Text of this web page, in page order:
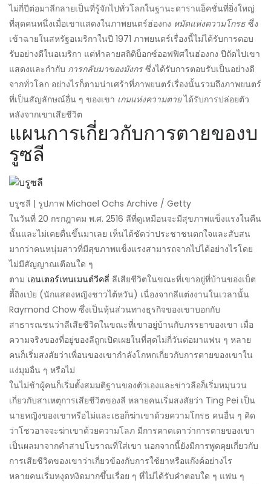
ไม่กี่ปีต่อมาลีกลายเป็นที่รู้จักไปทั่วโลกในฐานะดาราแอ็คชั่นที่ยิ่งใหญ่
ที่สุดคนหนึ่งเมื่อเขาแสดงในภาพยนตร์ฮ่องกง หมัดแห่งความโกรธ ซึ่ง
เข้าฉายในสหรัฐอเมริกาในปี 1971 ภาพยนตร์เรื่องนี้ไม่ได้รับการตอบ
รับอย่างดีในอเมริกา แต่ทำลายสถิติบ็อกซ์ออฟฟิศในฮ่องกง ปีถัดไปเขา
แสดงและกำกับ การกลับมาของมังกรซึ่งได้รับการตอบรับเป็นอย่างดี
จากทั่วโลก อย่างไรก็ตามน่าเศร้าที่ภาพยนตร์เรื่องนั้นรวมถึงภาพยนตร์
ที่เป็นสัญลักษณ์อื่น ๆ ของเขา เกมแห่งความตายได้รับการปล่อยตัว
หลังจากเขาเสียชีวิต
แผนการเกี่ยวกับการตายของบ
รูซลี
บรูซลี | รูปภาพ Michael Ochs Archive / Getty
ในวันที่ 20 กรกฎาคม พ.ศ. 2516 ลีที่ดูเหมือนจะมีสุขภาพแข็งแรงในคืน
นั้นและไม่เคยตื่นขึ้นมาเลย เห็นได้ชัดว่าประชาชนตกใจและสับสน
มากว่าคนหนุ่มสาวที่มีสุขภาพแข็งแรงสามารถจากไปได้อย่างไรโดย
ไม่มีสัญญาณเตือนใด ๆ
ตาม เอนเตอร์เทนเมนต์วีคลี่ ลีเสียชีวิตในขณะที่เขาอยู่ที่บ้านของเบ็ต
ตี้ถิงเป่ย (นักแสดงหญิงชาวไต้หวัน) เนื่องจากลีแต่งงานในเวลานั้น
Raymond Chow ซึ่งเป็นหุ้นส่วนทางธุรกิจของเขาบอกกับ
สาธารณชนว่าลีเสียชีวิตในขณะที่เขาอยู่บ้านกับภรรยาของเขา เมื่อ
ความจริงของที่อยู่ของลีถูกเปิดเผยในที่สุดไม่กี่วันต่อมาแฟน ๆ หลาย
คนก็เริ่มสงสัยว่าเพื่อนของเขากำลังโกหกเกี่ยวกับการตายของเขาใน
แง่มุมอื่น ๆ หรือไม่
ในไม่ช้าผู้คนก็เริ่มตั้งสมมติฐานของตัวเองและข่าวลือก็เริ่มหมุนวน
เกี่ยวกับสาเหตุการเสียชีวิตของลี หลายคนเริ่มสงสัยว่า Ting Pei เป็น
นายหญิงของเขาหรือไม่และเธอก็ฆ่าเขาด้วยความโกรธ คนอื่น ๆ คิด
ว่าโชวอาจจะฆ่าเขาด้วยความโลภ มีการคาดเดาว่าการตายของเขา
เป็นผลมาจากคำสาปโบราณที่ใส่เขา นอกจากนี้ยังมีการพูดคุยเกี่ยวกับ
การเสียชีวิตของเขาว่าเกี่ยวข้องกับการใช้ยาหรือแก๊งค์อย่างไร
หลายคนเริ่มหงุดหงิดมากขึ้นเรื่อย ๆ ที่ไม่ได้รับคำตอบใด ๆ แฟน ๆ